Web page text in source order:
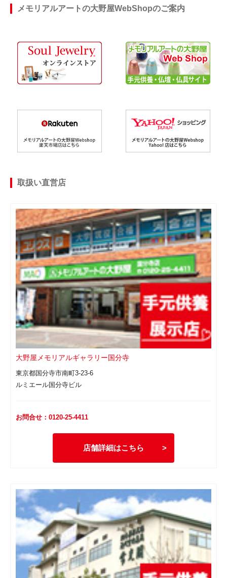
メモリアルアートの大野屋WebShopのご案内
取扱い直営店
大野屋メモリアルギャラリー国分寺
東京都国分寺市南町3-23-6
ルミエール国分寺ビル
お問合せ：0120-25-4411
店舗詳細はこちら